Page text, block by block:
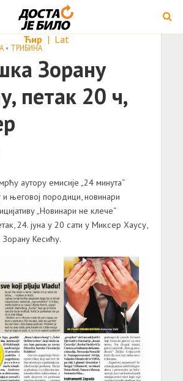
Ћир | Lat
• ТРИБИНА
Зорану
петак 20 ч,
аутору емисије „24 минута“
његовој породици, новинари
„Новинари не клече“
24. јунa у 20 сати у Миксер Хaусу,
Кесићу.